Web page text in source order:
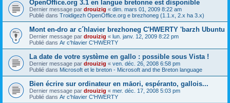
OpenOffice.org 3.1 en langue bretonne est disponible
Dernier message par drouizig « dim. mars 01, 2009 8:22 am
Publié dans Troidigezh OpenOffice.org e brezhoneg (1.1.x, 2.x ha 3.x)
Mont en-dro ar c´hlavier brezhoneg C'HWERTY 'barzh Ubuntu
Dernier message par drouizig « lun. janv. 12, 2009 8:22 pm
Publié dans Ar c'hlavier C'HWERTY
La date de votre système en gallo : possible sous Vista !
Dernier message par drouizig « ven. déc. 26, 2008 6:58 pm
Publié dans Microsoft et le breton - Microsoft and the Breton language
Bien écrire sur ordinateur en māori, espéranto, gallois...
Dernier message par drouizig « mer. déc. 17, 2008 5:03 pm
Publié dans Ar c'hlavier C'HWERTY